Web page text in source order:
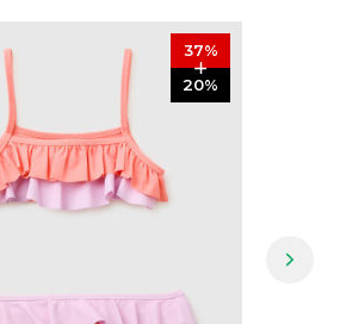
37%
20%